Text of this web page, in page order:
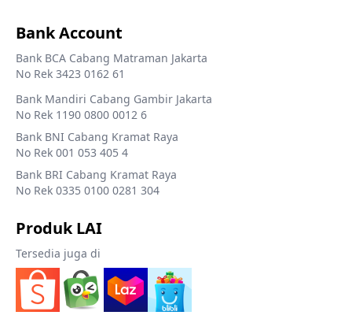
Bank Account
Bank BCA Cabang Matraman Jakarta
No Rek 3423 0162 61
Bank Mandiri Cabang Gambir Jakarta
No Rek 1190 0800 0012 6
Bank BNI Cabang Kramat Raya
No Rek 001 053 405 4
Bank BRI Cabang Kramat Raya
No Rek 0335 0100 0281 304
Produk LAI
Tersedia juga di